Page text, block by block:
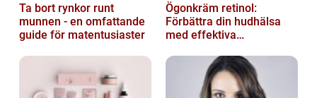
Ta bort rynkor runt
munnen - en omfattande
guide för matentusiaster
Ögonkräm retinol:
Förbättra din hudhälsa
med effektiva